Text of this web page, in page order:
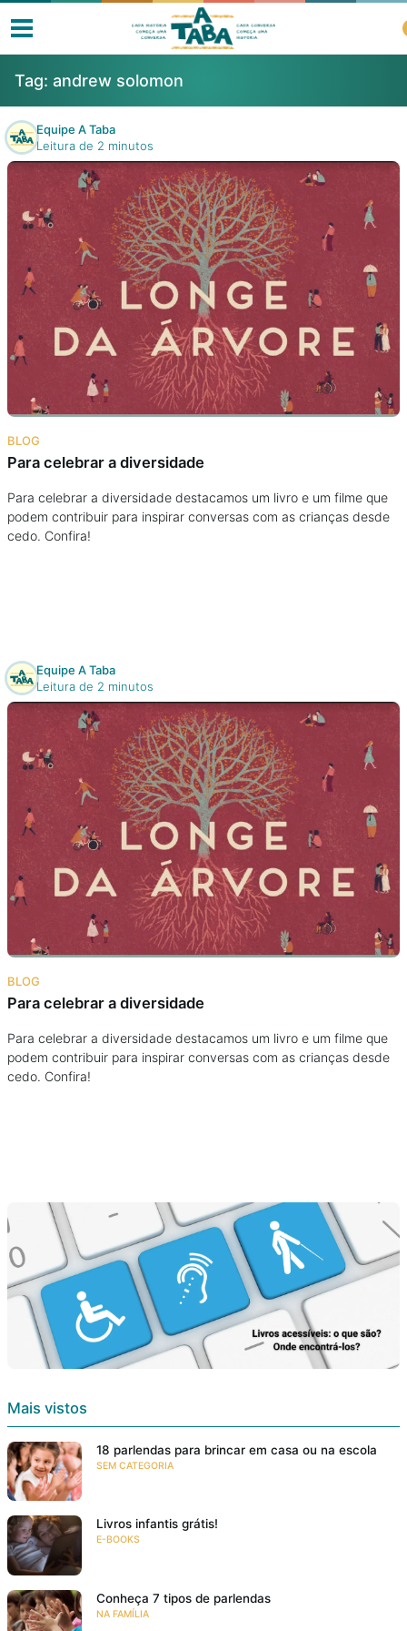
Livros
Resenhas
Clube de Leitores
Listas
Como ler?
Na escola
Na família
Colunas
Cursos On line
E-Books
Eventos
Podcast
Assine
Taba na Escola
Tag: andrew solomon
Equipe A Taba
Leitura de 2 minutos
BLOG
Para celebrar a diversidade
Para celebrar a diversidade destacamos um livro e um filme que
podem contribuir para inspirar conversas com as crianças desde
cedo. Confira!
Equipe A Taba
Leitura de 2 minutos
BLOG
Para celebrar a diversidade
Para celebrar a diversidade destacamos um livro e um filme que
podem contribuir para inspirar conversas com as crianças desde
cedo. Confira!
Mais vistos
18 parlendas para brincar em casa ou na escola
SEM CATEGORIA
Livros infantis grátis!
E-BOOKS
Conheça 7 tipos de parlendas
NA FAMÍLIA